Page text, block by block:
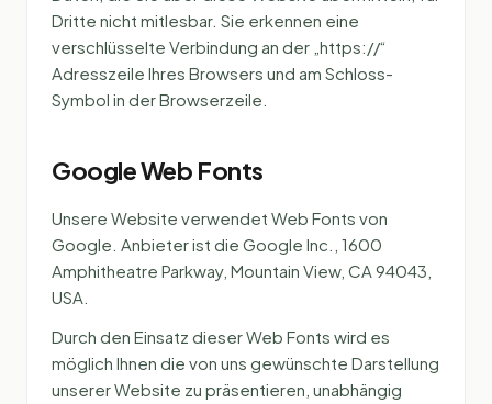
Dritte nicht mitlesbar. Sie erkennen eine
verschlüsselte Verbindung an der „https://“
Adresszeile Ihres Browsers und am Schloss-
Symbol in der Browserzeile.
Google Web Fonts
Unsere Website verwendet Web Fonts von
Google. Anbieter ist die Google Inc., 1600
Amphitheatre Parkway, Mountain View, CA 94043,
USA.
Durch den Einsatz dieser Web Fonts wird es
möglich Ihnen die von uns gewünschte Darstellung
unserer Website zu präsentieren, unabhängig